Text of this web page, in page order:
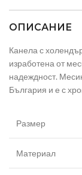
ОПИСАНИЕ
Канела с
изработена от
надеждност.
България и е с
Размер
Материал